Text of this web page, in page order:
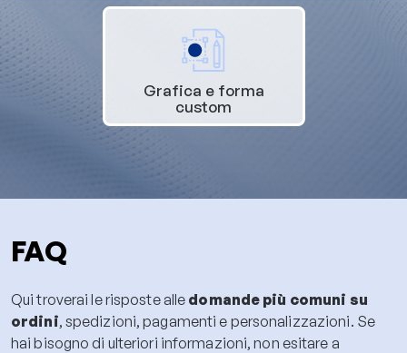
Grafica e forma
custom
FAQ
Qui troverai le risposte alle domande più comuni su
ordini, spedizioni, pagamenti e personalizzazioni. Se
hai bisogno di ulteriori informazioni, non esitare a